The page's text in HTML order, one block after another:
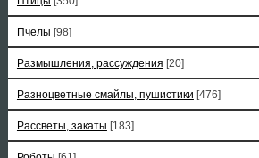
Пчелы [98]
Размышления, рассуждения [20]
Разноцветные смайлы, пушистики [476]
Рассветы, закаты [183]